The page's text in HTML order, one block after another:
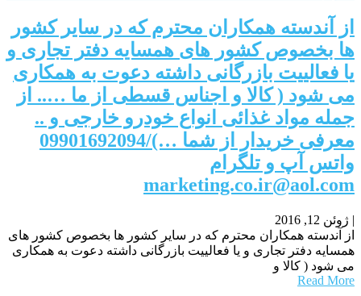
از آندسته همکاران محترم که در سایر کشور
ها بخصوص کشور های همسایه دفتر تجاری و
یا فعالییت بازرگانی داشته دعوت به همکاری
می شود ( کالا و اجناس قسطی از ما ….. از
جمله مواد غذائی انواع خودرو خارجی و ..
معرفی خریدار از شما …)/09901692094
واتس آپ و تلگرام
marketing.co.ir@aol.com
| ژوئن 12, 2016
از آندسته همکاران محترم که در سایر کشور ها بخصوص کشور های
همسایه دفتر تجاری و یا فعالییت بازرگانی داشته دعوت به همکاری
می شود ( کالا و
Read More